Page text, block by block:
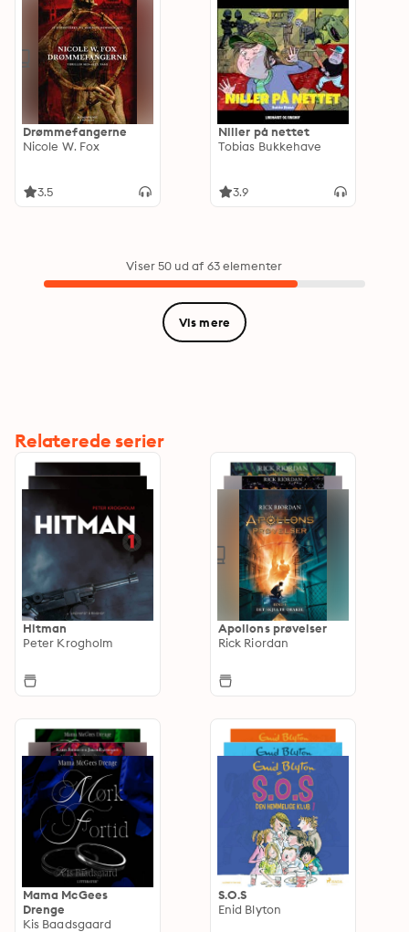
Drømmefangerne
Nicole W. Fox
3.5
Niller på nettet
Tobias Bukkehave
3.9
Viser 50 ud af 63 elementer
Vis mere
Relaterede serier
Hitman
Peter Krogholm
Apollons prøvelser
Rick Riordan
Mama McGees
Drenge
Kis Baadsgaard
S.O.S
Enid Blyton